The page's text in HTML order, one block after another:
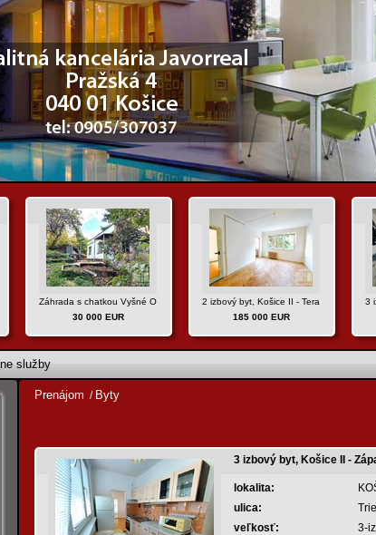
- okolieZáhrada s chatkou Vyšné Opátske, Košice IV
30 000 EUR
2 izbový byt, Košice II - Terasa, ul. Trieda
185 000 EUR
3
služby
Prenájom / Byty
3 izbový byt, Košice II -
lokalita:
ulica:
veľkosť:
3-